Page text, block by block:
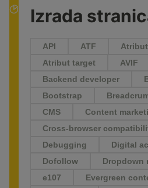
Izrada
API ATF
Atribut target
AVIF
Backend developer
Bootstrap
CMS
Content
Cross-browser
Debugging
Digital
Dofollow
Dropdown
e107
Evergreen